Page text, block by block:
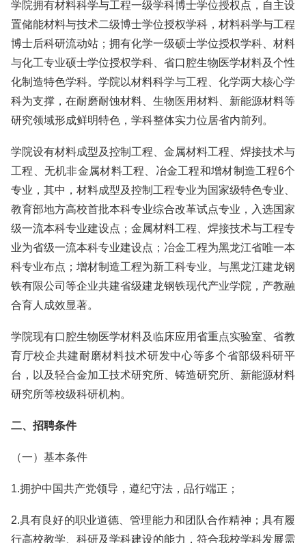
学院拥有材料科学与工程一级学科博士学位授权点，自主设
置储能材料与技术二级博士学位授权学科，材料科学与工程
博士后科研流动站；拥有化学一级硕士学位授权学科、材料
与化工专业硕士学位授权学科、省口腔生物医学材料及个性
化制造特色学科。学院以材料科学与工程、化学两大核心学
科为支撑，在耐磨耐蚀材料、生物医用材料、新能源材料等
研究领域形成鲜明特色，学科整体实力位居省内前列。
学院设有材料成型及控制工程、金属材料工程、焊接技术与
工程、无机非金属材料工程、冶金工程和增材制造工程6个
专业，其中，材料成型及控制工程专业为国家级特色专业、
教育部地方高校首批本科专业综合改革试点专业，入选国家
级一流本科专业建设点；金属材料工程、焊接技术与工程专
业为省级一流本科专业建设点；冶金工程为黑龙江省唯一本
科专业布点；增材制造工程为新工科专业。与黑龙江建龙钢
铁有限公司等企业共建省级建龙钢铁现代产业学院，产教融
合育人成效显著。
学院现有口腔生物医学材料及临床应用省重点实验室、省教
育厅校企共建耐磨材料技术研发中心等多个省部级科研平
台，以及轻合金加工技术研究所、铸造研究所、新能源材料
研究所等校级科研机构。
二、招聘条件
（一）基本条件
1.拥护中国共产党领导，遵纪守法，品行端正；
2.具有良好的职业道德、管理能力和团队合作精神；具有履
行高校教学、科研及学科建设的能力，符合我校学科发展需